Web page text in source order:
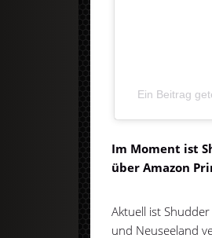
Ein Beitrag
Im Moment ist
über Amazon
Aktuell ist
und Neuseeland